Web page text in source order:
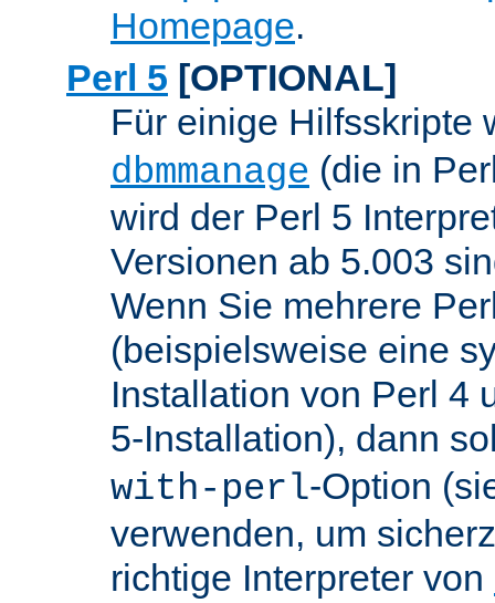
Homepage.
Perl 5 [OPTIONAL]
Für einige Hilfsskripte
dbmmanage (die in
wird der Perl 5
Versionen ab 5.003
Wenn Sie mehrere
(beispielsweise eine
Installation von Perl 4
5-Installation), dann
with-perl-Option
verwenden, um
richtige Interpreter von